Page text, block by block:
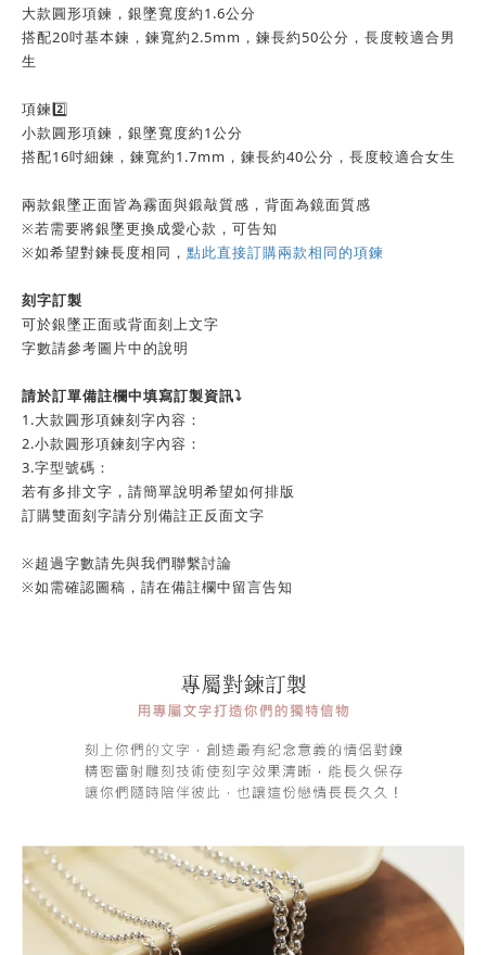
大款圓形項鍊，銀墜寬度約1.6公分
搭配20吋基本鍊，鍊寬約2.5mm，鍊長約50公分，長度較適合男
生
項鍊2️⃣
小款圓形項鍊，銀墜寬度約1公分
搭配16吋細鍊，鍊寬約1.7mm，鍊長約40公分，長度較適合女生
兩款銀墜正面皆為霧面與鍛敲質感，背面為鏡面質感
※若需要將銀墜更換成愛心款，可告知
※如希望對鍊長度相同， 點此直接訂購兩款相同的項鍊
刻字訂製
可於銀墜正面或背面刻上文字
字數請參考圖片中的說明
請於訂單備註欄中填寫訂製資訊⤵️
1.大款圓形項鍊刻字內容：
2.小款圓形項鍊刻字內容：
3.字型號碼：
若有多排文字，請簡單說明希望如何排版
訂購雙面刻字請分別備註正反面文字
※超過字數請先與我們聯繫討論
※如需確認圖稿，請在備註欄中留言告知